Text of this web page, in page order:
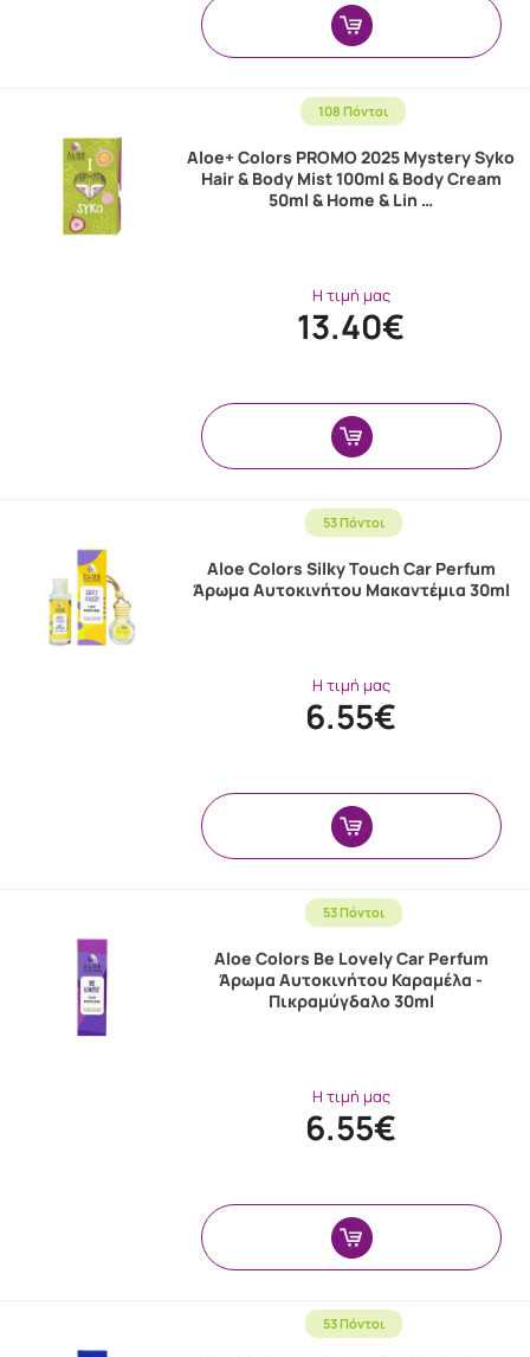
108 Πόντοι
Aloe+ Colors PROMO 2025 Mystery Syko
Hair & Body Mist 100ml & Body Cream
50ml & Home & Lin …
Η τιμή μας
13.40€
53 Πόντοι
Aloe Colors Silky Touch Car Perfum
Άρωμα Aυτοκινήτου Μακαντέμια 30ml
Η τιμή μας
6.55€
53 Πόντοι
Aloe Colors Be Lovely Car Perfum
Άρωμα Aυτοκινήτου Καραμέλα -
Πικραμύγδαλο 30ml
Η τιμή μας
6.55€
53 Πόντοι